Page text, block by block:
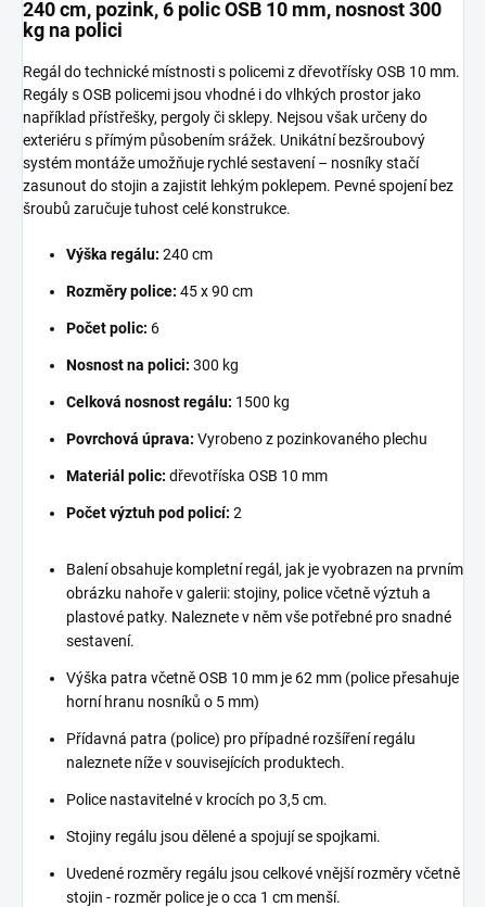
240 cm, pozink, 6 polic OSB 10 mm, nosnost 300
kg na polici
Regál do technické místnosti s policemi z dřevotřísky OSB 10 mm.
Regály s OSB policemi jsou vhodné i do vlhkých prostor jako
například přístřešky, pergoly či sklepy. Nejsou však určeny do
exteriéru s přímým působením srážek. Unikátní bezšroubový
systém montáže umožňuje rychlé sestavení – nosníky stačí
zasunout do stojin a zajistit lehkým poklepem. Pevné spojení bez
šroubů zaručuje tuhost celé konstrukce.
Výška regálu: 240 cm
Rozměry police: 45 x 90 cm
Počet polic: 6
Nosnost na polici: 300 kg
Celková nosnost regálu: 1500 kg
Povrchová úprava: Vyrobeno z pozinkovaného plechu
Materiál polic: dřevotříska OSB 10 mm
Počet výztuh pod policí: 2
Balení obsahuje kompletní regál, jak je vyobrazen na prvním
obrázku nahoře v galerii: stojiny, police včetně výztuh a
plastové patky. Naleznete v něm vše potřebné pro snadné
sestavení.
Výška patra včetně OSB 10 mm je 62 mm (police přesahuje
horní hranu nosníků o 5 mm)
Přídavná patra (police) pro případné rozšíření regálu
naleznete níže v souvisejících produktech.
Police nastavitelné v krocích po 3,5 cm.
Stojiny regálu jsou dělené a spojují se spojkami.
Uvedené rozměry regálu jsou celkové vnější rozměry včetně
stojin - rozměr police je o cca 1 cm menší.